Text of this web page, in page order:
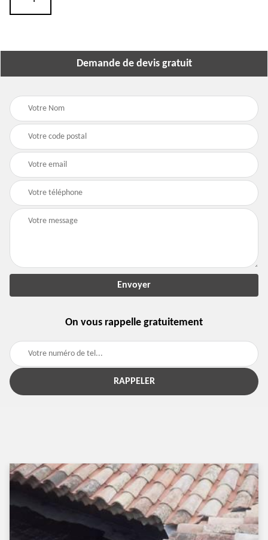
Demande de devis gratuit
On vous rappelle gratuitement